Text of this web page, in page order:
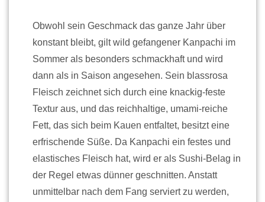
Obwohl sein Geschmack das ganze Jahr über
konstant bleibt, gilt wild gefangener Kanpachi im
Sommer als besonders schmackhaft und wird
dann als in Saison angesehen. Sein blassrosa
Fleisch zeichnet sich durch eine knackig-feste
Textur aus, und das reichhaltige, umami-reiche
Fett, das sich beim Kauen entfaltet, besitzt eine
erfrischende Süße. Da Kanpachi ein festes und
elastisches Fleisch hat, wird er als Sushi-Belag in
der Regel etwas dünner geschnitten. Anstatt
unmittelbar nach dem Fang serviert zu werden,